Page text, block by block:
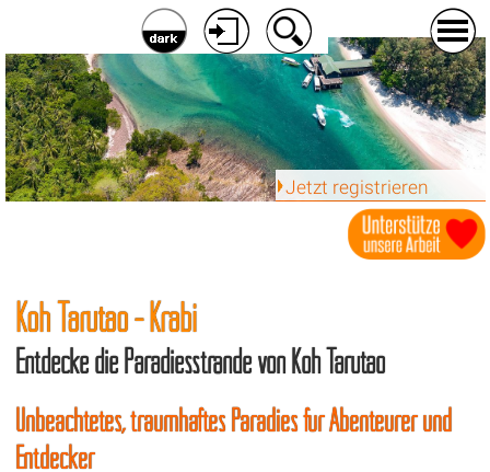
Jetzt registrieren
Koh Tarutao - Krabi
Entdecke die Paradiesstrände von Koh Tarutao
Unbeachtetes, traumhaftes Paradies für Abenteurer und
Entdecker